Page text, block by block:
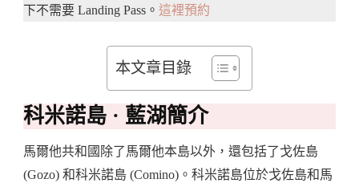
下不需要 Landing Pass。 這裡預約
本文章目錄
科米諾島 · 藍湖簡介
馬爾他共和國除了馬爾他本島以外，還包括了戈佐島
(Gozo) 和科米諾島 (Comino)。科米諾島位於戈佐島和馬